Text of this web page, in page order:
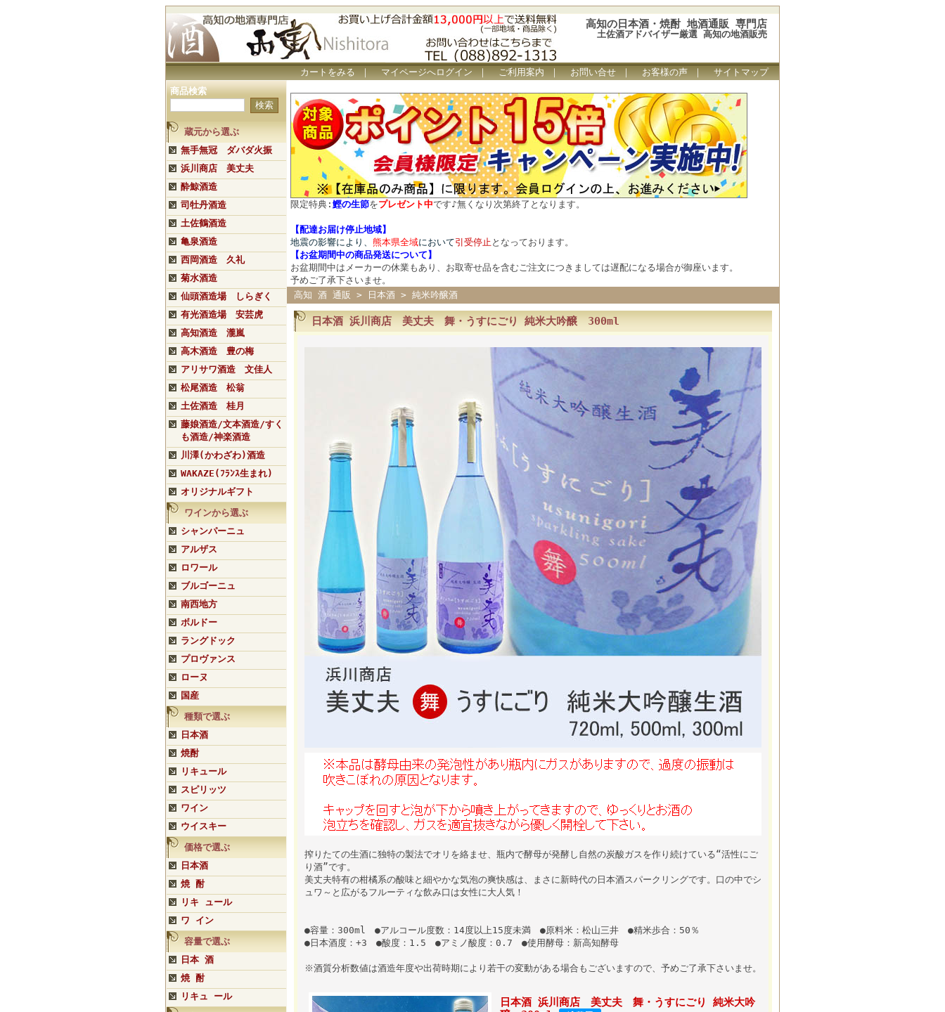
高知の日本酒・焼酎 地酒通販 専門店
土佐酒アドバイザー厳選 高知の地酒販売
カートをみる ｜ マイページへログイン ｜ ご利用案内 ｜ お問い合せ ｜ お客様の声 ｜
サイトマップ
商品検索
蔵元から選ぶ
無手無冠 ダバダ火振
浜川商店 美丈夫
酔鯨酒造
司牡丹酒造
土佐鶴酒造
亀泉酒造
西岡酒造 久礼
菊水酒造
仙頭酒造場 しらぎく
有光酒造場 安芸虎
高知酒造 瀧嵐
高木酒造 豊の梅
アリサワ酒造 文佳人
松尾酒造 松翁
土佐酒造 桂月
藤娘酒造/文本酒造/すく
も酒造/神楽酒造
川澤(かわざわ)酒造
WAKAZE(ﾌﾗﾝｽ生まれ)
オリジナルギフト
ワインから選ぶ
シャンパーニュ
アルザス
ロワール
ブルゴーニュ
南西地方
ボルドー
ラングドック
プロヴァンス
ローヌ
国産
種類で選ぶ
日本酒
焼酎
リキュール
スピリッツ
ワイン
ウイスキー
価格で選ぶ
日本酒
焼 酎
リキ ュール
ワ イン
容量で選ぶ
日本 酒
焼 酎
リキュ ール
限定特典: 鰹の生節をプレゼント中です♪無くなり次第終了となります。
【配達お届け停止地域】
地震の影響により、 熊本県全域において引受停止 となっております。
【お盆期間中の商品発送について 】
お盆期間中はメーカーの休業もあり、お取寄せ品を含むご注文につきましては遅配になる場合が御座います。
予めご了承下さいませ。
高知 酒 通販
> 日本酒 > 純米吟醸酒
日本酒 浜川商店 美丈夫 舞・うすにごり 純米大吟醸 300ml
搾りたての生酒に独特の製法でオリを絡ませ、瓶内で酵母が発酵し自然の炭酸ガスを作り続けている“活性にご
り酒”です。
美丈夫特有の柑橘系の酸味と細やかな気泡の爽快感は、まさに新時代の日本酒スパークリングです。口の中でシ
ュワ～と広がるフルーティな飲み口は女性に大人気！
●容量：300ml ●アルコール度数：14度以上15度未満 ●原料米：松山三井 ●精米歩合：50％
●日本酒度：+3 ●酸度：1.5 ●アミノ酸度：0.7 ●使用酵母：新高知酵母
※酒質分析数値は酒造年度や出荷時期により若干の変動がある場合もございますので、予めご了承下さいませ。
日本酒 浜川商店 美丈夫 舞・うすにごり 純米大吟